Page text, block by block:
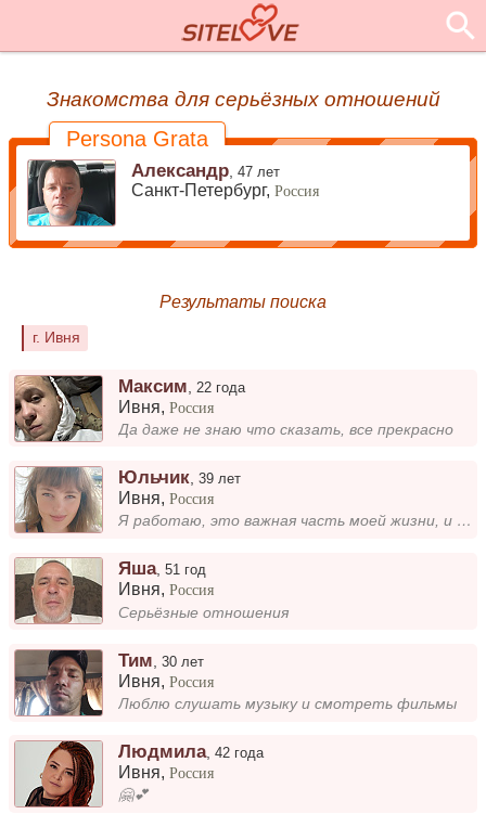
Знакомства для серьёзных отношений
Persona Grata
Александр ,47 лет
Санкт-Петербург,Россия
Результаты поиска
г. Ивня
Максим 22 года
Ивня,Россия
Да даже не знаю что сказать, все прекрасно
Юльчик ,39 лет
Ивня,Россия
Я работаю, это важная часть моей жизни, и я стараюсь подходить к делам с ответственностью....
Яша,51 год
Ивня,Россия
Серьёзные отношения
Тим ,30 лет
Ивня,Россия
Люблю слушать музыку и смотреть фильмы
Людмила,42 года
Ивня,Россия
🤗💕